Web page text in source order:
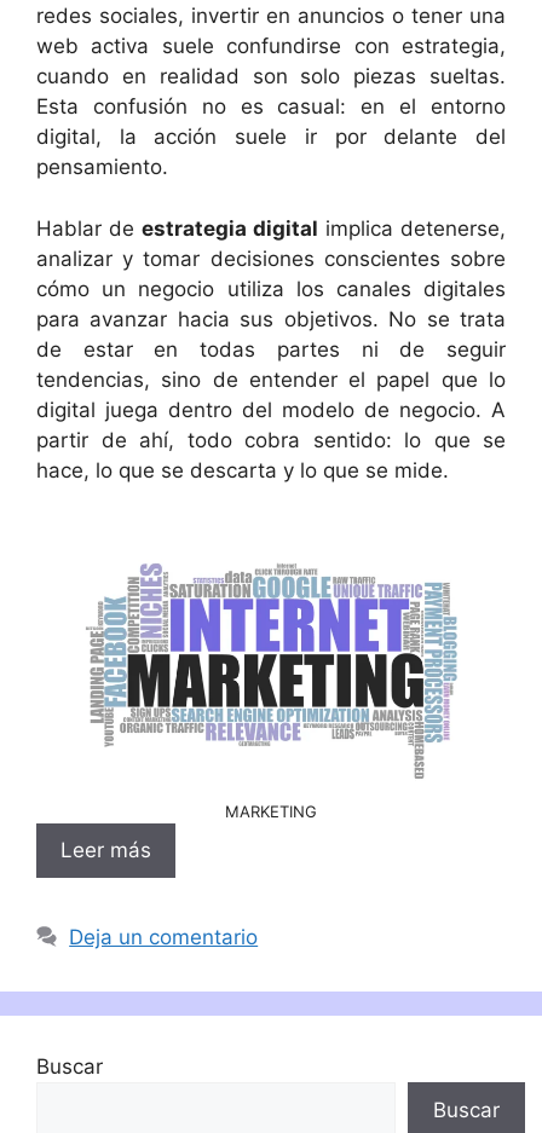
redes sociales, invertir en anuncios o tener una
web activa suele confundirse con estrategia,
cuando en realidad son solo piezas sueltas.
Esta confusión no es casual: en el entorno
digital, la acción suele ir por delante del
pensamiento.
Hablar de estrategia digital implica detenerse,
analizar y tomar decisiones conscientes sobre
cómo un negocio utiliza los canales digitales
para avanzar hacia sus objetivos. No se trata
de estar en todas partes ni de seguir
tendencias, sino de entender el papel que lo
digital juega dentro del modelo de negocio. A
partir de ahí, todo cobra sentido: lo que se
hace, lo que se descarta y lo que se mide.
MARKETING
Leer más
Deja un comentario
Buscar
Buscar